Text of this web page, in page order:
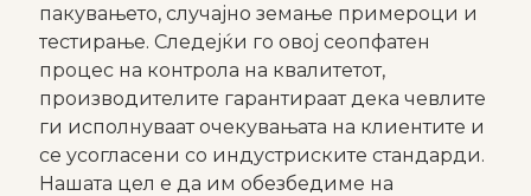
пакувањето, случајно земање примероци и
тестирање. Следејќи го овој сеопфатен
процес на контрола на квалитетот,
производителите гарантираат дека чевлите
ги исполнуваат очекувањата на клиентите и
се усогласени со индустриските стандарди.
Нашата цел е да им обезбедиме на